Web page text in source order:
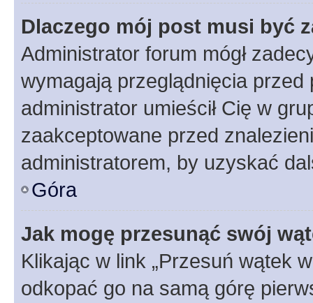
Dlaczego mój post musi być
Administrator forum mógł
wymagają przeglądnięcia
administrator umieścił Cię w
zaakceptowane przed
administratorem, by uzyskać
Góra
Jak mogę przesunąć swój
Klikając w link „Przesuń wątek
odkopać go na samą górę